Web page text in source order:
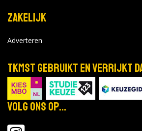
Zakelijk
Adverteren
TKMST gebruikt en verrijkt
Volg ons op...